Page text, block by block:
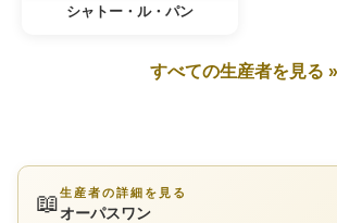
シャトー・ル・パン
すべての生産者を見る »
📖生産者の詳細を見る
オーパスワン